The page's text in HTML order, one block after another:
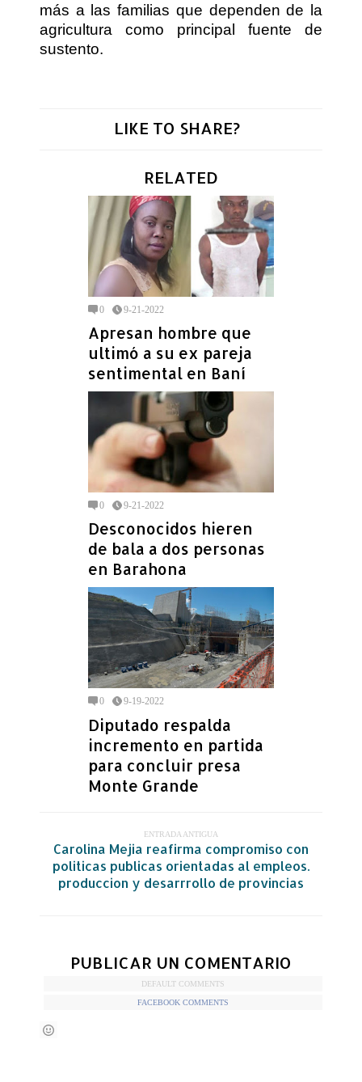
más a las familias que dependen de la
agricultura como principal fuente de
sustento.
LIKE TO SHARE?
RELATED
0 9-21-2022
Apresan hombre que
ultimó a su ex pareja
sentimental en Baní
0 9-21-2022
Desconocidos hieren
de bala a dos personas
en Barahona
0 9-19-2022
Diputado respalda
incremento en partida
para concluir presa
Monte Grande
ENTRADA ANTIGUA
Carolina Mejia reafirma compromiso con
politicas publicas orientadas al empleos.
produccion y desarrrollo de provincias
PUBLICAR UN COMENTARIO
DEFAULT COMMENTS
FACEBOOK COMMENTS